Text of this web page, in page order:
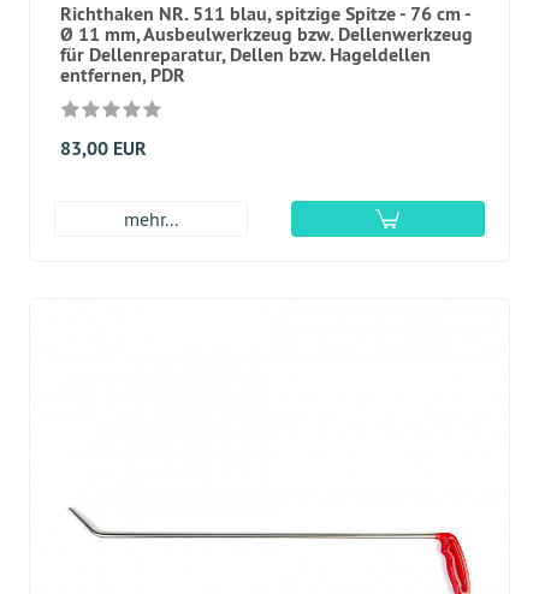
Richthaken NR. 511 blau, spitzige Spitze - 76 cm -
Ø 11 mm, Ausbeulwerkzeug bzw. Dellenwerkzeug
für Dellenreparatur, Dellen bzw. Hageldellen
entfernen, PDR
83,00 EUR
mehr...